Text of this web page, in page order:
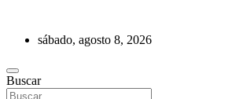
contenidosábado, agosto 8, 2026
REVISTA DE PRENSA
Buscar